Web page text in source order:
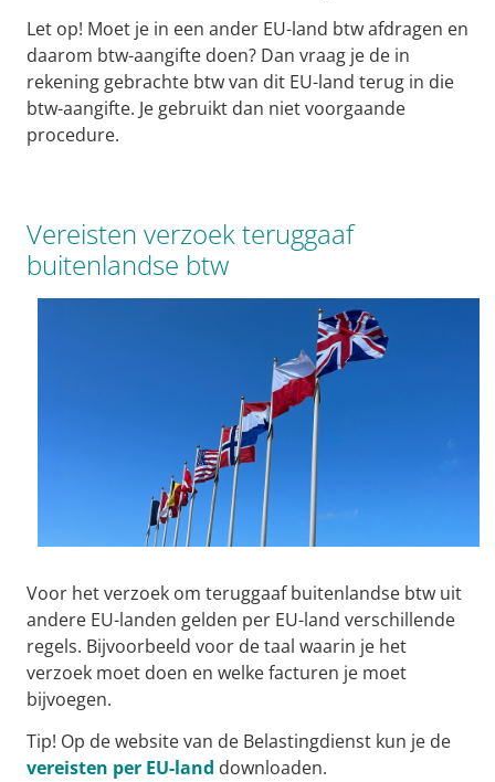
Let op! Moet je in een ander EU-land btw afdragen en
daarom btw-aangifte doen? Dan vraag je de in
rekening gebrachte btw van dit EU-land terug in die
btw-aangifte. Je gebruikt dan niet voorgaande
procedure.
Vereisten verzoek teruggaaf
buitenlandse btw
Voor het verzoek om teruggaaf buitenlandse btw uit
andere EU-landen gelden per EU-land verschillende
regels. Bijvoorbeeld voor de taal waarin je het
verzoek moet doen en welke facturen je moet
bijvoegen.
Tip! Op de website van de Belastingdienst kun je de
vereisten per EU-land downloaden.